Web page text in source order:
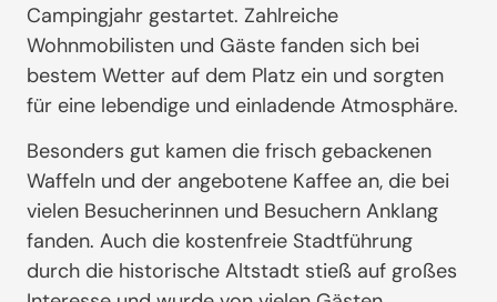
Campingjahr gestartet. Zahlreiche
Wohnmobilisten und Gäste fanden sich bei
bestem Wetter auf dem Platz ein und sorgten
für eine lebendige und einladende Atmosphäre.
Besonders gut kamen die frisch gebackenen
Waffeln und der angebotene Kaffee an, die bei
vielen Besucherinnen und Besuchern Anklang
fanden. Auch die kostenfreie Stadtführung
durch die historische Altstadt stieß auf großes